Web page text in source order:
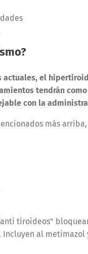
actuales, el
tendrán
con la
más
tiroideos”
al